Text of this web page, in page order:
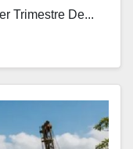
Trimestre De...